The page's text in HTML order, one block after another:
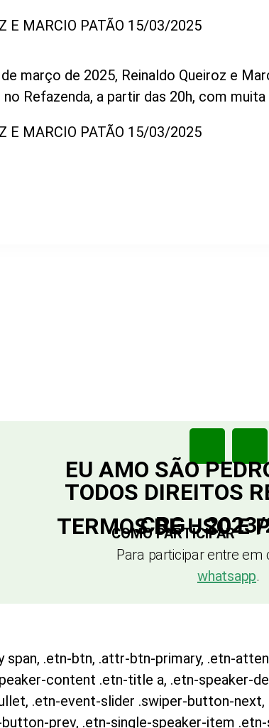
março de 2025, Reinaldo Queiroz e
Refazenda, a partir das 20h, com muita
EU AMO SÃO
TODOS DIREITOS
CRG -
TERMOS DE USO E
COMO PARTICIPAR
Para participar entre em
whatsapp.
.etn-btn, .attr-btn-primary, .etn-
content .etn-title a, .etn-
.etn-event-slider .swiper-button-
prev, .etn-single-speaker-item